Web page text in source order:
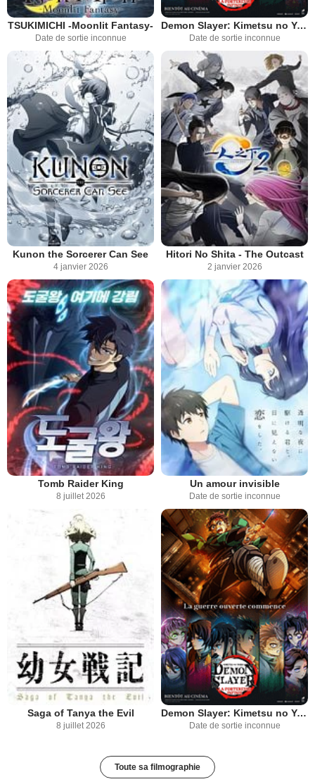
TSUKIMICHI -Moonlit Fantasy-
Date de sortie inconnue
Demon Slayer: Kimetsu no Yaiba La Forteresse Infinie Film 3
Date de sortie inconnue
Kunon the Sorcerer Can See
4 janvier 2026
Hitori No Shita - The Outcast
2 janvier 2026
Tomb Raider King
8 juillet 2026
Un amour invisible
Date de sortie inconnue
Saga of Tanya the Evil
8 juillet 2026
Demon Slayer: Kimetsu no Yaiba La Forteresse Infinie Film 2
Date de sortie inconnue
Toute sa filmographie